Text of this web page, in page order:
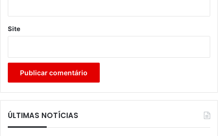
Site
ÚLTIMAS NOTÍCIAS